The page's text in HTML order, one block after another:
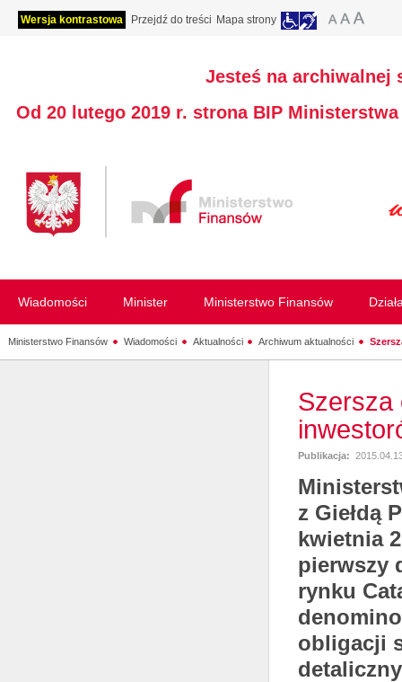
Wersja kontrastowa Przejdź do treści Mapa strony
Jesteś na archiwalnej
Od 20 lutego 2019 r. strona BIP
Wiadomości Minister Ministerstwo Finansów
Ministerstwo Finansów Wiadomości Aktualności Archiwum aktualności
Szersza
Publikacja:
z Giełdą
kwietnia
pierwszy
rynku
obligacji